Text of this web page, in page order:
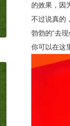
的效果，因
不过说真的
勃勃的“去
你可以在这